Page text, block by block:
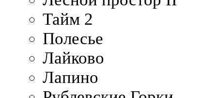
Тайм 2
Полесье
Лайково
Лапино